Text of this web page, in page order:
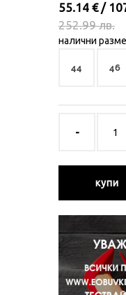
55.14 € /
252.99 лв.
налични
44 46
купи